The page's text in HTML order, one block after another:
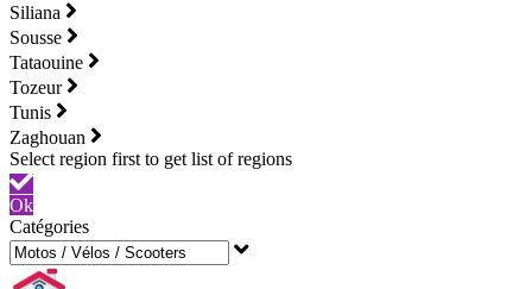
Siliana
Sousse
Tataouine
Tozeur
Tunis
Zaghouan
Ok
Catégories